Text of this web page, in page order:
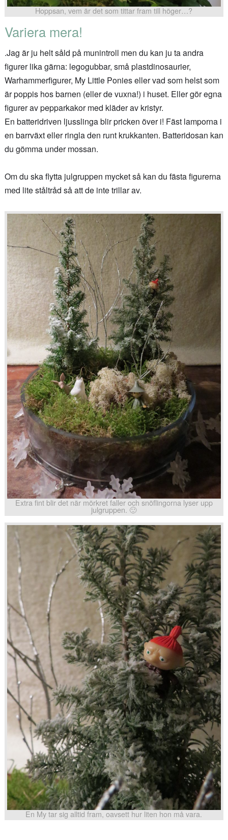
Hoppsan, vem är det som tittar fram till höger…?
Variera mera!
.Jag är ju helt såld på munintroll men du kan ju ta andra
figurer lika gärna: legogubbar, små plastdinosaurier,
Warhammerfigurer, My Little Ponies eller vad som helst som
är poppis hos barnen (eller de vuxna!) i huset. Eller gör egna
figurer av pepparkakor med kläder av kristyr.
En batteridriven ljusslinga blir pricken över i! Fäst lamporna i
en barrväxt eller ringla den runt krukkanten. Batteridosan kan
du gömma under mossan.
Om du ska flytta julgruppen mycket så kan du fästa figurerna
med lite ståltråd så att de inte trillar av.
Extra fint blir det när mörkret faller och snöflingorna lyser upp
julgruppen. 🙂
En My tar sig alltid fram, oavsett hur liten hon må vara.